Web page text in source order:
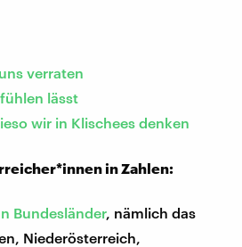
verraten
lässt
wir in Klischees denken
in Zahlen:
Bundesländer, nämlich das
Niederösterreich,